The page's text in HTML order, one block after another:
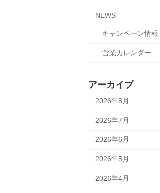
NEWS
キャンペーン情報
営業カレンダー
アーカイブ
2026年8月
2026年7月
2026年6月
2026年5月
2026年4月